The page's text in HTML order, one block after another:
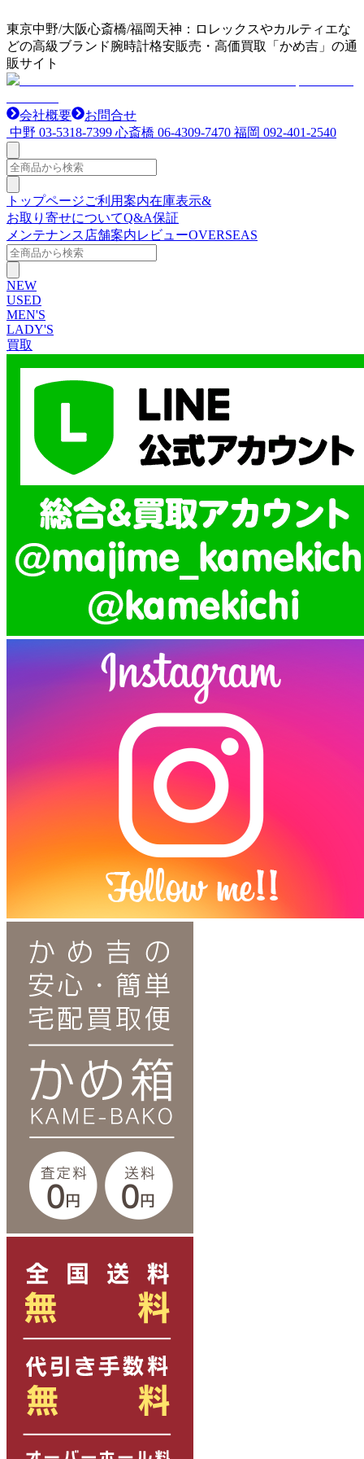
東京中野/大阪心斎橋/福岡天神：ロレックスやカルティエな
どの高級ブランド腕時計格安販売・高価買取「かめ吉」の通
販サイト
会社概要
お問合せ
中野 03-5318-7399 心斎橋 06-4309-7470 福岡 092-401-2540
トップページご利用案内在庫表示&
お取り寄せについてQ&A保証
メンテナンス 店舗案内レビューOVERSEAS
NEW
USED
MEN'S
LADY'S
買取